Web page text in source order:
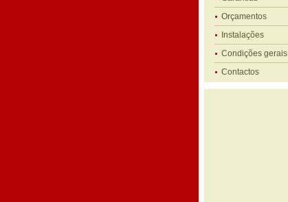
Orçamentos
Instalações
Condições gerais
Contactos